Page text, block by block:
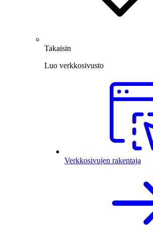
Takaisin
Luo verkkosivusto
Verkkosivujen rakentaja